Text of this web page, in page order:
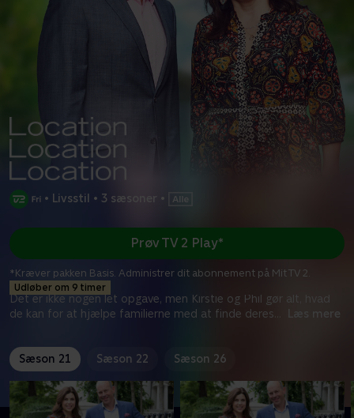
• Livsstil • 3 sæsoner •
Udløber om 9 timer
Det er ikke nogen let opgave, men Kirstie og Phil gør alt, hvad
de kan for at hjælpe familierne med at finde deres
Læs mere
Prøv TV 2 Play*
*Kræver pakken Basis. Administrer dit abonnement på Mit TV 2.
Sæson 21 Sæson 22 Sæson 26